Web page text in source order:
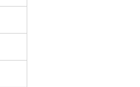
age